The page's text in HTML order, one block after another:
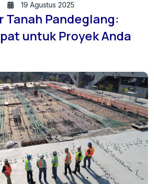
19 Agustus 2025
Tanah Pandeglang:
untuk Proyek Anda